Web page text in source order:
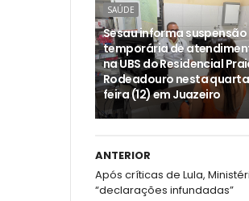
SAÚDE
Sesau informa suspensão
temporária de
na UBS do Residencial
Rodeadouro nesta
feira (12) em Juazeiro
ANTERIOR
Após críticas de Lula,
“declarações infundadas”